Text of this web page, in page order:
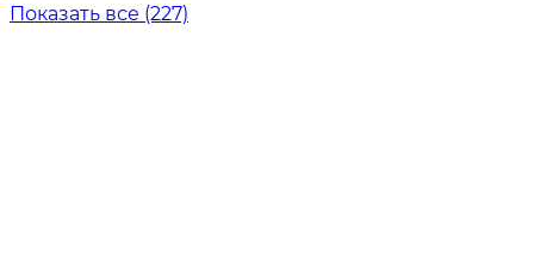
Показать все (227)